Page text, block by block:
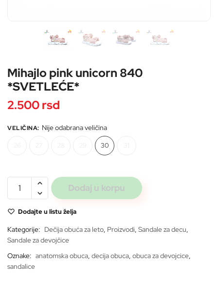
Mihajlo pink unicorn 840
*SVETLEĆE*
2.500rsd
VELIČINA: Nije odabrana veličina
30
pink
840
*SVETLEĆE*
količina
Dodaj u korpu
Dodajte u listu želja
Kategorije: Dečija obuća za leto, Proizvodi, Sandale za decu,
Sandale za devojčice
Oznake: anatomska obuca, decija obuca, obuca za devojcice,
sandalice